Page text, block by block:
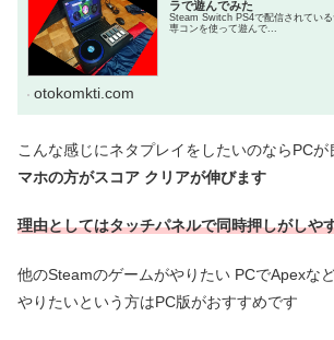
ラで遊んでみた
Steam Switch PS4で配信されてい
専コンを使って遊んで...
otokomkti.com
こんな感じにネタプレイをしたいのならPC
マホの方がスコア クリアが伸びます
理由としてはタッチパネルで同時押しがしや
他のSteamのゲームがやりたい PCでApexな
やりたいという方はPC版がおすすめです